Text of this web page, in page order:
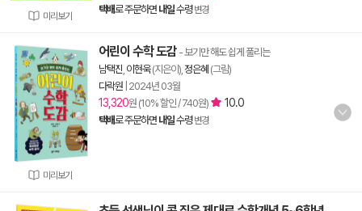
미리보기
택배로 주문하면 내일수령 변경
미리보기
어린이 수학 도감 - 보기만 해도 쉽게 풀리는
남택진 이현욱(지은이), 정은혜 (그림)
다락원 2024년 03월
13,320원 (10% 할인 / 740원) 10.0
택배로 주문하면 내일수령 변경